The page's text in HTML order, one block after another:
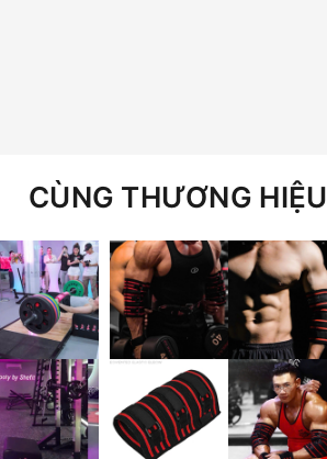
CÙNG THƯƠNG HIỆU